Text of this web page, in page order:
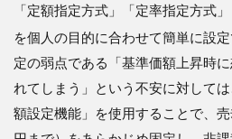
「定額指定方式」「定率指定方式
を個人の目的に合わせて簡単に設
定の弱点である「基準価額上昇時
れてしまう」という不安に対して
額設定機能」を使用することで、